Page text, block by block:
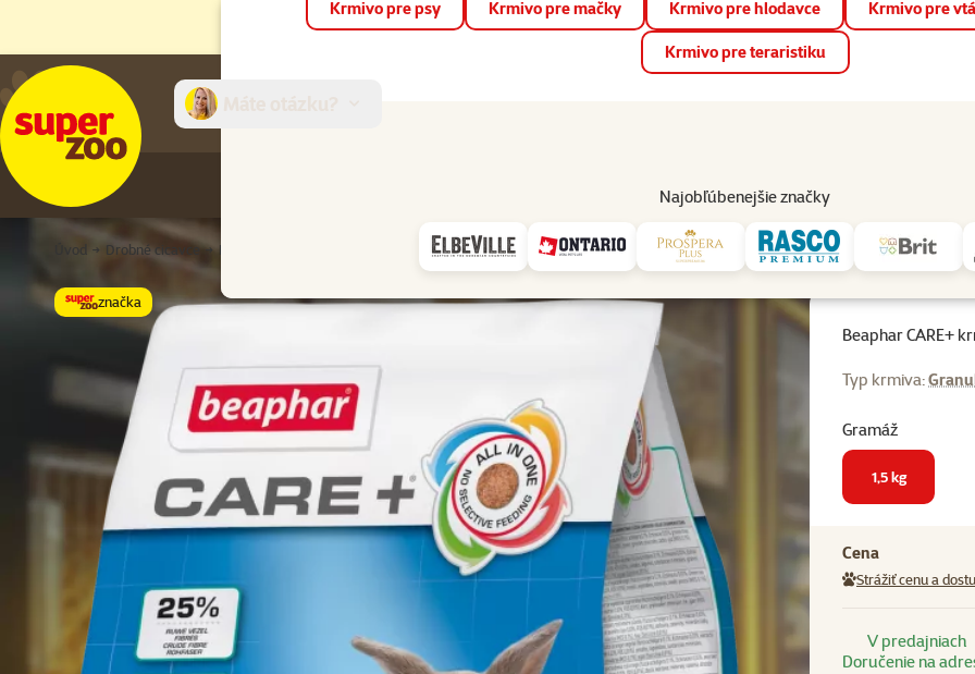
📱 Stiahnite si novú aplikáciu Super zoo.Viac informácií
Krmivo pre psy Krmivo pre mačky Krmivo pre hlodavce Krmivo pre
Krmivo pre teraristiku
Najobľúbenejšie značky
Predajne Služby
Úvod Drobné cicavce Krmivo a doplnky stravy Plnohodnotné krmivo Granulované krmivo Beaphar CARE+ krmivo králík junior 1,5 kg
Beaphar CARE+
Typ krmiva:
Gramáž
1,5 kg
Cena
Strážiť cenu a
V predajniach
Doručenie na
značka